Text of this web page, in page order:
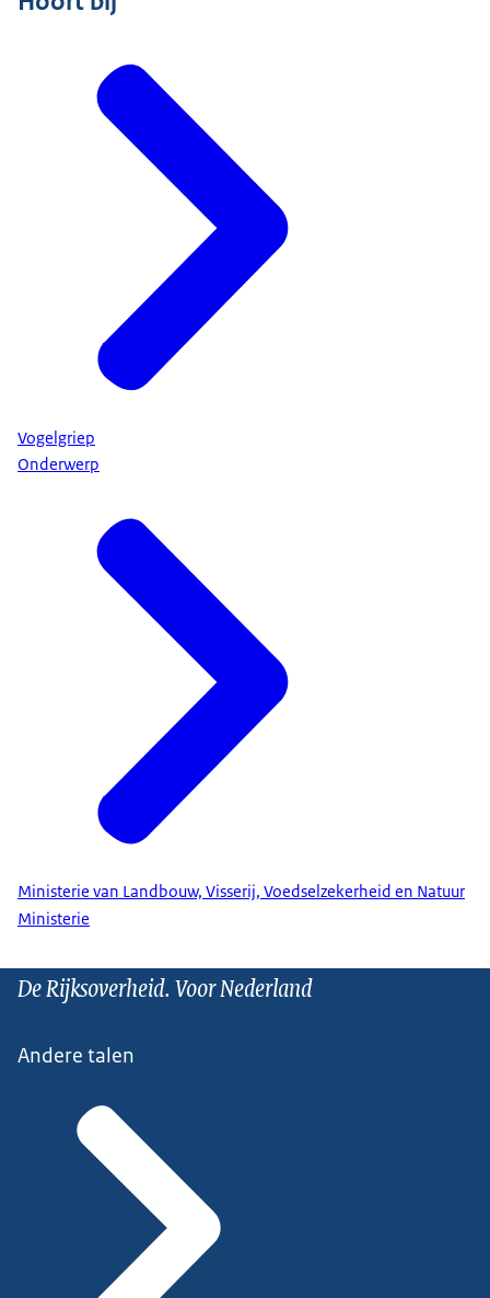
Vogelgriep
Onderwerp
Ministerie van Landbouw, Visserij, Voedselzekerheid en Natuur
Ministerie
De Rijksoverheid. Voor Nederland
Andere talen